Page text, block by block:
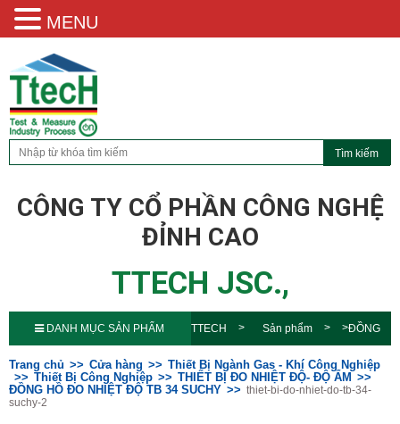
CÔNG TY CỔ PHẦN CÔNG NGHỆ
ĐỈNH CAO
TTECH JSC.,
DANH MỤC SẢN PHẨM TTECH Sản phẩm ĐỒNG
HỒ ĐO NHIỆT ĐỘ TB 34
SUCHY thiet-bi-do-nhiet-do-tb-34-
Trang chủ Cửa hàng
Thiết Bị Ngành Gas - Khí Công Nghiệp
Thiết Bị Công Nghiệp
THIẾT BỊ ĐO NHIỆT ĐỘ- ĐỘ ẨM
ĐỒNG HỒ ĐO NHIỆT ĐỘ TB 34 SUCHY
thiet-bi-do-nhiet-do-tb-34-
suchy-2
MENU